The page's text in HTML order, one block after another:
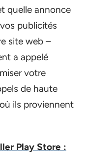
quelle annonce
publicités
site web –
a appelé
votre
de haute
ils proviennent
Play Store :